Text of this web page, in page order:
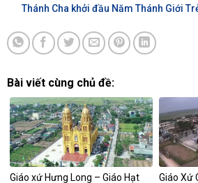
Thánh Cha khởi đầu Năm Thánh Giới
Bài viết cùng chủ đề:
Giáo xứ Hưng Long – Giáo Hạt
Giáo Xứ